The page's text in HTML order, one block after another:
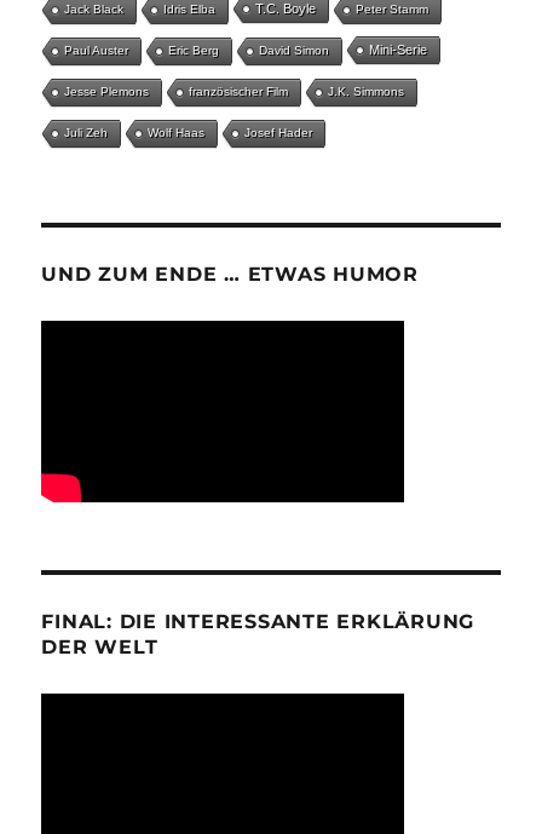
Jack Black Idris Elba T.C. Boyle Peter Stamm
Paul Auster Eric Berg David Simon Mini-Serie
Jesse Plemons französischer Film J.K. Simmons
Juli Zeh Wolf Haas Josef Hader
UND ZUM ENDE … ETWAS HUMOR
FINAL: DIE INTERESSANTE ERKLÄRUNG
DER WELT